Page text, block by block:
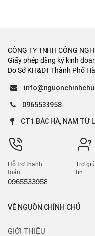
CÔNG TY TNHH CÔNG
Giấy phép đăng ký kinh
Do Sở KH&ĐT Thành Phố
0965533958
CT1 BẮC HÀ, NAM TỪ
Hỗ trợ thanh
toán
0965533958
Trợ
tin
VỀ NGUỒN CHÍNH CHỦ
GIỚI THIỆU